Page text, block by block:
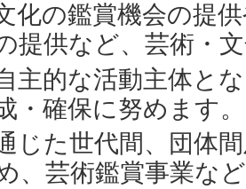
化の鑑賞機会の提
提供など、芸術・
主的な活動主体と
・確保に努めます。
じた世代間、団体
、芸術鑑賞事業な